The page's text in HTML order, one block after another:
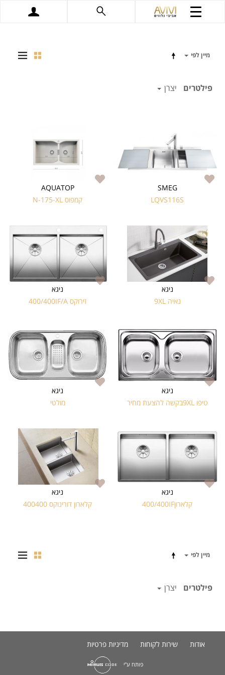
מיין לפי
פילטרים יצרן
SMEG
LQVS116S
AQUATOP
קמפוס N-175-XL
ניגא
נאיה 9XL
ניגא
זירוקס 400/400IF/A
ניגא
טיפו 9XLבקשה להצעת מחיר
ניגא
מולטי
ניגא
קלארון400/400IF
ניגא
קלארון דורינוקס 400400
מיין לפי
פילטרים יצרן
אודות שירות לקוחות מדיניות פרטיות
פותח ע"י